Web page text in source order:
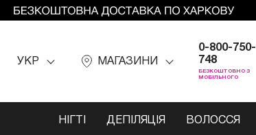
УКР МАГАЗИНИ
0-800-750-
748
БЕЗКОШТОВНО З
МОБІЛЬНОГО
НІГТІ ДЕПІЛЯЦІЯ ВОЛОССЯ